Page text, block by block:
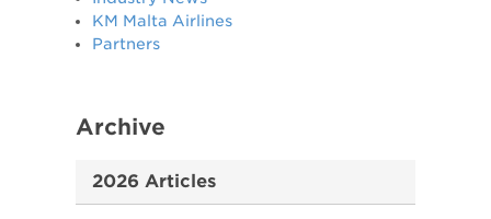
KM Malta Airlines
Partners
Archive
2026 Articles